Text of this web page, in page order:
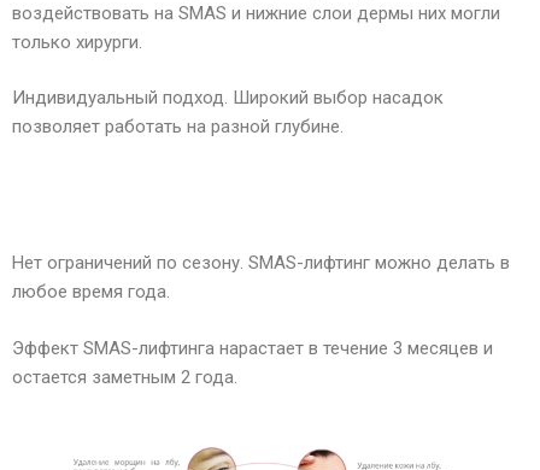
воздействовать на SMAS и нижние слои дермы них могли
только хирурги.
Индивидуальный подход. Широкий выбор насадок
позволяет работать на разной глубине.
Нет ограничений по сезону. SMAS-лифтинг можно делать в
любое время года.
Эффект SMAS-лифтинга нарастает в течение 3 месяцев и
остается заметным 2 года.